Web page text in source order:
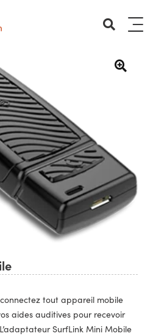
tout appareil mobile
aides auditives pour recevoir
SurfLink Mini Mobile